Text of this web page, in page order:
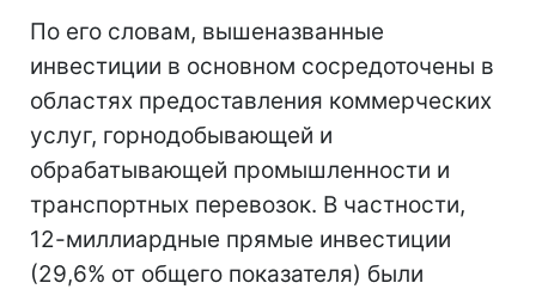
По его словам, вышеназванные
инвестиции в основном сосредоточены в
областях предоставления коммерческих
услуг, горнодобывающей и
обрабатывающей промышленности и
транспортных перевозок. В частности,
12-миллиардные прямые инвестиции
(29,6% от общего показателя) были